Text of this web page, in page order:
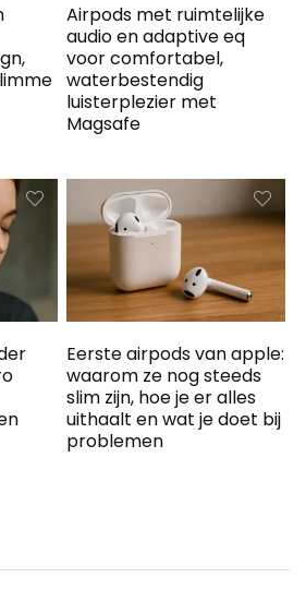
Airpods met ruimtelijke
audio en adaptive eq
voor comfortabel,
waterbestendig
luisterplezier met
Magsafe
Eerste airpods van apple:
waarom ze nog steeds
slim zijn, hoe je er alles
uithaalt en wat je doet bij
problemen